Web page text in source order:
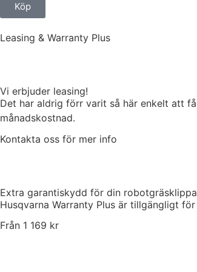
Köp
Leasing & Warranty Plus
Vi erbjuder leasing!
Det har aldrig förr varit så här enkelt att
månadskostnad.
Kontakta oss för mer info
Extra garantiskydd för din
Husqvarna Warranty Plus är tillgängligt
Från 1 169 kr